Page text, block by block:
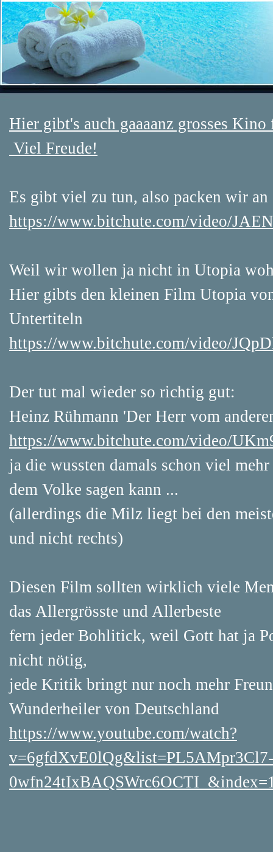
Hier gibt's auch gaaaanz grosses
Viel Freude!
Es gibt viel zu tun, also packen wir an
https://www.bitchute.com/video/
Weil wir wollen ja nicht in Utopia
Hier gibts den kleinen Film Utopia
Untertiteln
https://www.bitchute.com/video/
Der tut mal wieder so richtig gut:
Heinz Rühmann 'Der Herr vom
https://www.bitchute.com/video/
ja die wussten damals schon viel
dem Volke sagen kann ...
(allerdings die Milz liegt bei den
und nicht rechts)
Diesen Film sollten wirklich viele
das Allergrösste und Allerbeste
fern jeder Bohlitick, weil Gott hat ja
nicht nötig,
jede Kritik bringt nur noch mehr
Wunderheiler von Deutschland
https://www.youtube.com/watch?
v=6gfdXvE0lQg&list=PL5AMpr3Cl7-